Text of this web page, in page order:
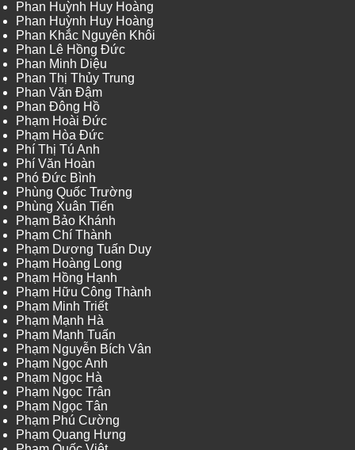
Phan Huỳnh Huy Hoàng
Phan Huỳnh Huy Hoàng
Phan Khắc Nguyên Khôi
Phan Lê Hồng Đức
Phan Minh Diệu
Phan Thị Thủy Trung
Phan Văn Đậm
Phan Đông Hồ
Phạm Hoài Đức
Phạm Hòa Đức
Phí Thị Tú Anh
Phí Văn Hoàn
Phó Đức Bình
Phùng Quốc Trường
Phùng Xuân Tiến
Phạm Bảo Khánh
Phạm Chí Thành
Phạm Dương Tuấn Duy
Phạm Hoàng Long
Phạm Hồng Hạnh
Phạm Hữu Công Thành
Phạm Minh Triết
Phạm Mạnh Hà
Phạm Mạnh Tuấn
Phạm Nguyễn Bích Vân
Phạm Ngọc Anh
Phạm Ngọc Hà
Phạm Ngọc Trân
Phạm Ngọc Tân
Phạm Phú Cường
Phạm Quang Hưng